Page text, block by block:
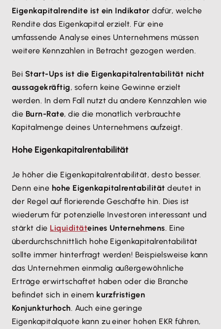
Eigenkapitalrendite ist ein Indikator dafür, welche
Rendite das Eigenkapital erzielt. Für eine
umfassende Analyse eines Unternehmens müssen
weitere Kennzahlen in Betracht gezogen werden.
Bei Start-Ups ist die Eigenkapitalrentabilität nicht
aussagekräftig, sofern keine Gewinne erzielt
werden. In dem Fall nutzt du andere Kennzahlen wie
die Burn-Rate, die die monatlich verbrauchte
Kapitalmenge deines Unternehmens aufzeigt.
Hohe Eigenkapitalrentabilität
Je höher die Eigenkapitalrentabilität, desto besser.
Denn eine hohe Eigenkapitalrentabilität deutet in
der Regel auf florierende Geschäfte hin. Dies ist
wiederum für potenzielle Investoren interessant und
stärkt die Liquiditäteines Unternehmens. Eine
überdurchschnittlich hohe Eigenkapitalrentabilität
sollte immer hinterfragt werden! Beispielsweise kann
das Unternehmen einmalig außergewöhnliche
Erträge erwirtschaftet haben oder die Branche
befindet sich in einem kurzfristigen
Konjunkturhoch. Auch eine geringe
Eigenkapitalquote kann zu einer hohen EKR führen,